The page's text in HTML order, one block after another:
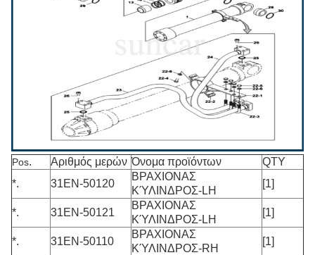
Pos. Αριθμός μερών Όνομα προϊόντων
QTY
*.
31EN-50120
ΒΡΑΧΙΟΝΑΣ
ΚΎΛΙΝΔΡΟΣ-LH
[1]
*. 31EN-50121
ΒΡΑΧΙΟΝΑΣ
ΚΎΛΙΝΔΡΟΣ-LH
[1]
*. 31EN-50110
ΒΡΑΧΙΟΝΑΣ
ΚΎΛΙΝΔΡΟΣ-RH
[1]